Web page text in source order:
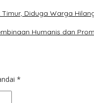
Diduga Warga
Humanis dan
*